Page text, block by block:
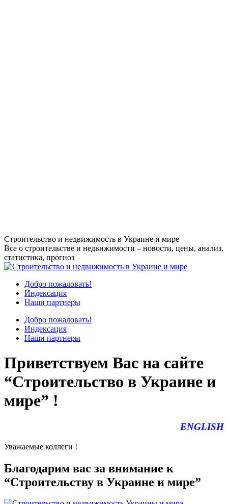
Перейти
к
содержанию
Строительство и недвижимость в Украине и мире
Все о строительстве и недвижимости – новости, цены, анализ,
статистика, прогноз
Добро пожаловать!
Индексация
Наши партнеры
Добро пожаловать!
Индексация
Наши партнеры
Приветствуем Вас на сайте
“Строительство в Украине и
мире” !
ENGLISH
Уважаемые коллеги !
Благодарим вас за внимание к
“Строительству в Украине и мире”